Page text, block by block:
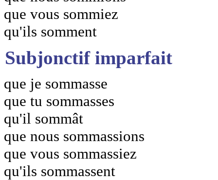
que vous sommiez
qu'ils somment
Subjonctif imparfait
que je sommasse
que tu sommasses
qu'il sommât
que nous sommassions
que vous sommassiez
qu'ils sommassent